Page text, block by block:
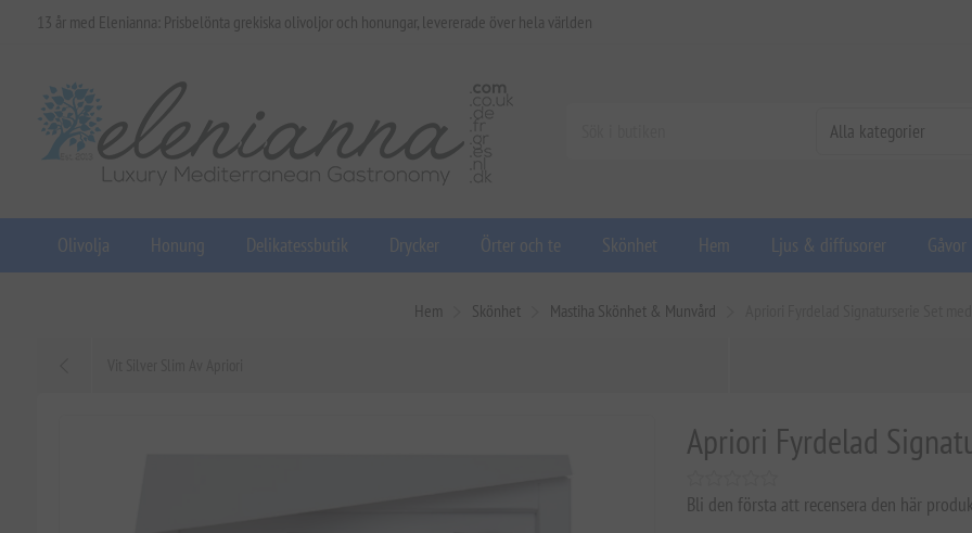
13 år med Elenianna: Prisbelönta grekiska olivoljor och honungar, levererade över hela världen
Olivolja Honung Delikatessbutik Drycker Örter och te Skönhet Hem Ljus & diffusorer Gåvor
Hem Skönhet Mastiha Skönhet & Munvård
Apriori Fyrdelad
Bli den första att recensera den här